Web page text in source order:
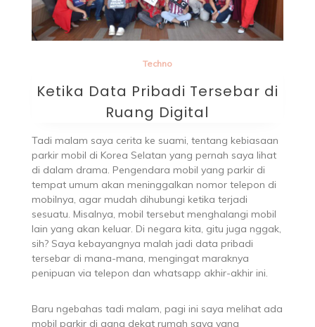
Techno
Ketika Data Pribadi Tersebar di
Ruang Digital
Tadi malam saya cerita ke suami, tentang kebiasaan
parkir mobil di Korea Selatan yang pernah saya lihat
di dalam drama. Pengendara mobil yang parkir di
tempat umum akan meninggalkan nomor telepon di
mobilnya, agar mudah dihubungi ketika terjadi
sesuatu. Misalnya, mobil tersebut menghalangi mobil
lain yang akan keluar. Di negara kita, gitu juga nggak,
sih? Saya kebayangnya malah jadi data pribadi
tersebar di mana-mana, mengingat maraknya
penipuan via telepon dan whatsapp akhir-akhir ini.
Baru ngebahas tadi malam, pagi ini saya melihat ada
mobil parkir di gang dekat rumah saya yang